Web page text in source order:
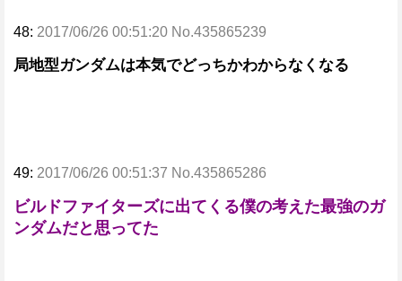
48: 2017/06/26 00:51:20 No.435865239
局地型ガンダムは本気でどっちかわからなくなる
49: 2017/06/26 00:51:37 No.435865286
ビルドファイターズに出てくる僕の考えた最強のガ
ンダムだと思ってた